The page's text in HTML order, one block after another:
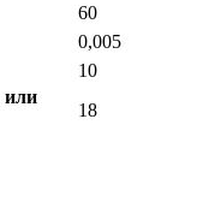
60
0,005
10
или
18